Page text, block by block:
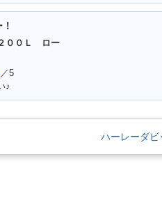
００Ｌ ロー
／5
♪
ハーレーダビ